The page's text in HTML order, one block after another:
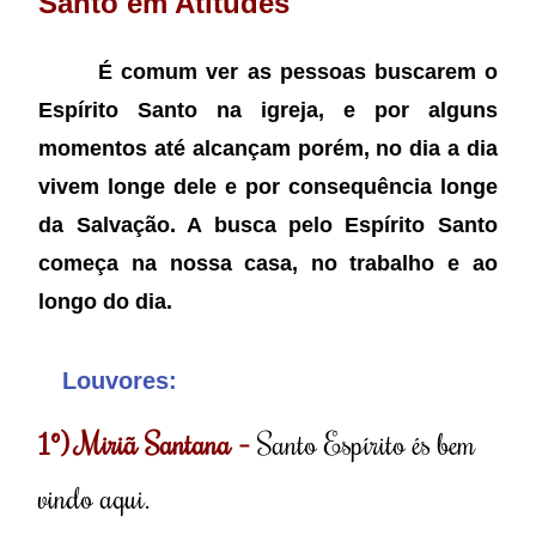
É comum ver as pessoas buscarem o
Espírito Santo na igreja, e por alguns
momentos até alcançam porém, no dia a dia
vivem longe dele e por consequência longe
da Salvação. A busca pelo Espírito Santo
começa na nossa casa, no trabalho e ao
longo do dia.
Louvores:
1º) Miriã Santana–Santo Espírito és bem
vindo aqui.